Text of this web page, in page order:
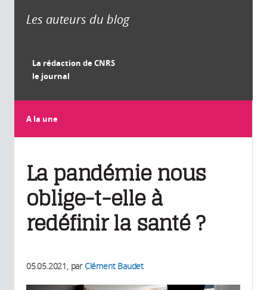
Les auteurs du blog
La rédaction de CNRS
le journal
A la une
La pandémie nous
oblige-t-elle à
redéfinir la santé ?
05.05.2021, parClément Baudet